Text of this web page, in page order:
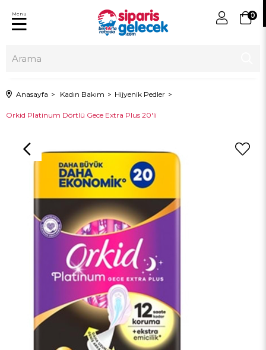
0
Menu
Anasayfa Kadın Bakım Hijyenik Pedler
Orkid Platinum Dörtlü Gece Extra Plus 20'li